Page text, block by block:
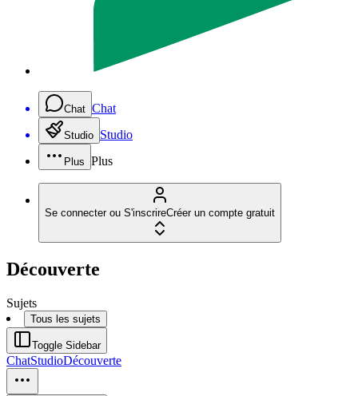
Chat Chat
Studio Studio
Plus Plus
Se connecter ou S'inscrireCréer un compte gratuit
Découverte
Sujets
Tous les sujets
Toggle Sidebar
ChatStudioDécouverte